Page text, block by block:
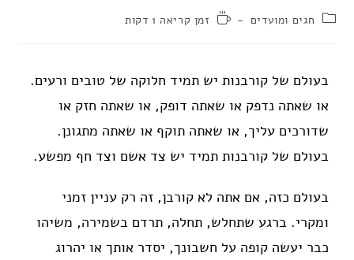
חגים ומועדים זמן קריאה 1 דקות
בעולם של קורבנות יש תמיד חלוקה של טובים ורעים.
או שאתה נדפק או שאתה דופק, או שאתה חזק או
שדורכים עליך, או שאתה תוקף או שאתה מתגונן.
בעולם של קורבנות תמיד יש צד אשם וצד חף מפשע.
בעולם כזה, אם אתה לא קורבן, זה רק עניין זמני
ומקרי. ברגע שתחלש, תחלה, תרדם בשמירה, משיהו
כבר יעשה קופה על חשבונך, יסדר אותך או יהרוג